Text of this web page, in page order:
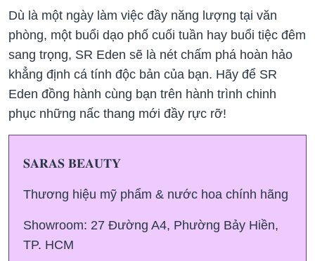
Dù là một ngày làm việc đầy năng lượng tại văn
phòng, một buổi dạo phố cuối tuần hay buổi tiệc đêm
sang trọng, SR Eden sẽ là nét chấm phá hoàn hảo
khẳng định cá tính độc bản của bạn. Hãy để SR
Eden đồng hành cùng bạn trên hành trình chinh
phục những nấc thang mới đầy rực rỡ!
𝐒𝐀𝐑𝐀𝐒 𝐁𝐄𝐀𝐔𝐓𝐘
Thương hiệu mỹ phẩm & nước hoa chính hãng
Showroom: 27 Đường A4, Phường Bảy Hiền,
TP. HCM